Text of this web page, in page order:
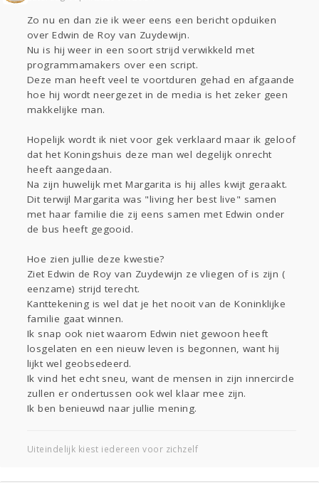
Gevraagd
Horen Doen
Zien
Zo nu en dan zie ik weer eens een bericht opduiken
over Edwin de Roy van Zuydewijn.
Nu is hij weer in een soort strijd verwikkeld met
programmamakers over een script.
Deze man heeft veel te voortduren gehad en afgaande
hoe hij wordt neergezet in de media is het zeker geen
makkelijke man.
Hopelijk wordt ik niet voor gek verklaard maar ik geloof
dat het Koningshuis deze man wel degelijk onrecht
heeft aangedaan.
Na zijn huwelijk met Margarita is hij alles kwijt geraakt.
Dit terwijl Margarita was "living her best live" samen
met haar familie die zij eens samen met Edwin onder
de bus heeft gegooid.
Hoe zien jullie deze kwestie?
Ziet Edwin de Roy van Zuydewijn ze vliegen of is zijn (
eenzame) strijd terecht.
Kanttekening is wel dat je het nooit van de Koninklijke
familie gaat winnen.
Ik snap ook niet waarom Edwin niet gewoon heeft
losgelaten en een nieuw leven is begonnen, want hij
lijkt wel geobsedeerd.
Ik vind het echt sneu, want de mensen in zijn innercircle
zullen er ondertussen ook wel klaar mee zijn.
Ik ben benieuwd naar jullie mening.
Uiteindelijk kiest iedereen voor zichzelf